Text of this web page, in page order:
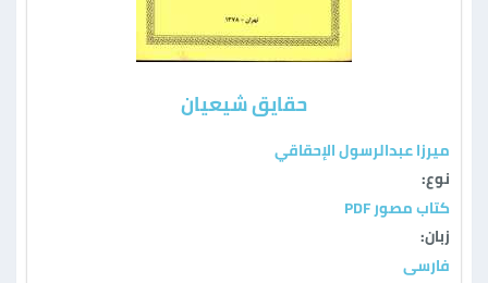
حقایق شیعیان
ميرزا عبدالرسول الإحقاقي
نوع:
كتاب مصور PDF
زبان:
فارسی